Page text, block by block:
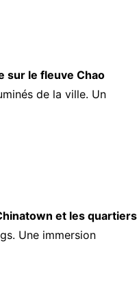
sur le fleuve Chao
de la ville. Un
et les quartiers
Une immersion